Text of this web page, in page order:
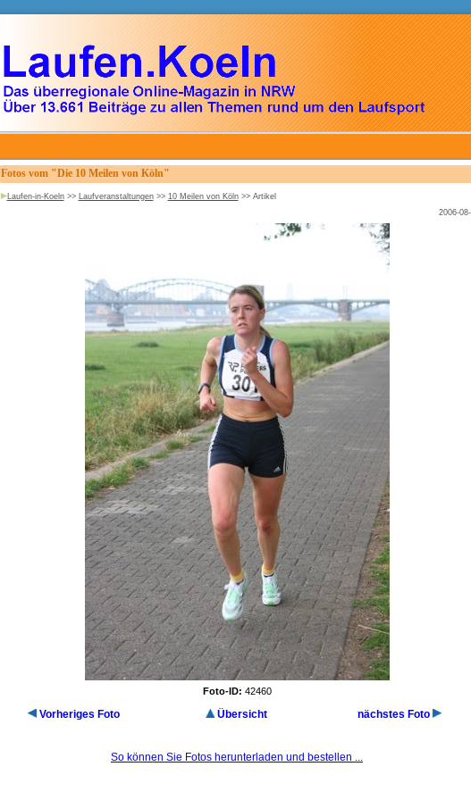
Fotos vom "Die 10 Meilen von Köln"
Laufen-in-Koeln>> Laufveranstaltungen>> 10 Meilen von Köln>> Artikel
2006-
Foto-ID: 42460
Vorheriges Foto Übersicht nächstes Foto
So können Sie Fotos herunterladen und bestellen ...